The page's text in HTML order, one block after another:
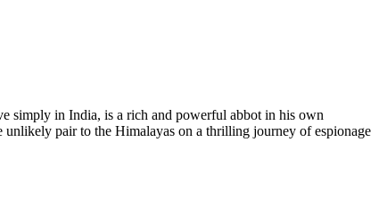
simply in India, is a rich and powerful abbot in his own
pair to the Himalayas on a thrilling journey of espionage